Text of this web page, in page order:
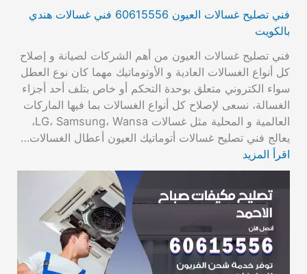
فني تصليح غسالات العيون 60615556 فني غسالات هندي
بالكويت
فني تصليح غسالات العيون من أهم الشركات لصيانة و إصلاح
كل أنواع الغسالات العادية و الأوتوماتيك مهما كان نوع العطل
سواء الكتروني متعلق بوحدة التحكم أو خاص بتلف أحد أجزاء
الغسالة، نسعى لإصلاح كل أنواع الغسالات بما فيها الماركات
العالمية و المحلية مثل غسالات LG، Samsung، Wansa،
يعالج فني تصليح غسالات أتوماتيك العيون أعطال الغسالات…
اقرأ المزيد